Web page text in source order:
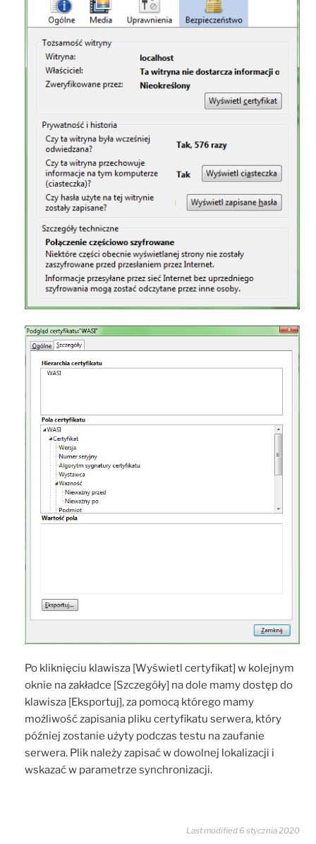
Po kliknięciu klawisza [Wyświetl certyfikat] w kolejnym
oknie na zakładce [Szczegóły] na dole mamy dostęp do
klawisza [Eksportuj], za pomocą którego mamy
możliwość zapisania pliku certyfikatu serwera, który
później zostanie użyty podczas testu na zaufanie
serwera. Plik należy zapisać w dowolnej lokalizacji i
wskazać w parametrze synchronizacji.
Last modified 6 stycznia 2020